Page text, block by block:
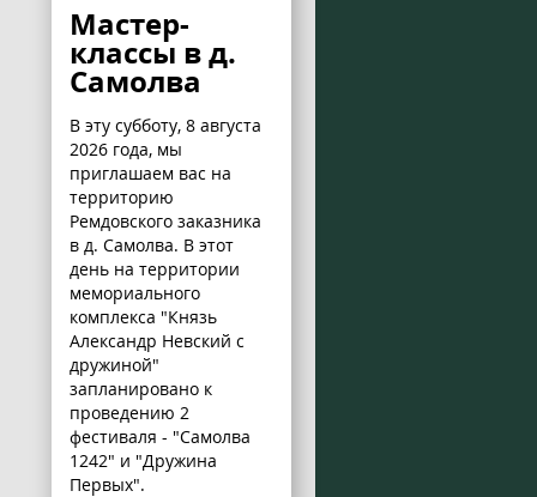
Мастер-
классы в д.
Самолва
В эту субботу, 8 августа
2026 года, мы
приглашаем вас на
территорию
Ремдовского заказника
в д. Самолва. В этот
день на территории
мемориального
комплекса "Князь
Александр Невский с
дружиной"
запланировано к
проведению 2
фестиваля - "Самолва
1242" и "Дружина
Первых".